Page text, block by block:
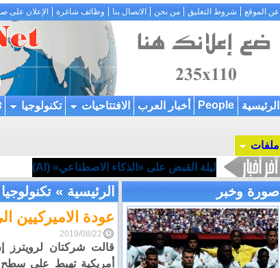
عن الموقع شروط التعليق من نحن الاتصال بنا وظائف شاغرة الإعلان على
الرئيسية People أخبار العرب الافتتاحيات تكنولوجيا
ملفات
ليلة القبض على «الذكاء الاصطناعي» (AI)
صورة وخبر الرئيسية»تكنولوجيا
عودة الاميركيين
2019/08/22
قالت شركتان لرويترز